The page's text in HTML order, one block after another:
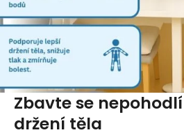
Zbavte se
držení těla